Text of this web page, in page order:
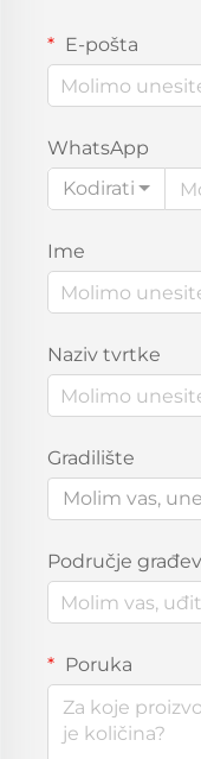
E-pošta
WhatsApp
Kodirati
Ime
Naziv tvrtke
Gradilište
Molim vas,
Područje
Poruka